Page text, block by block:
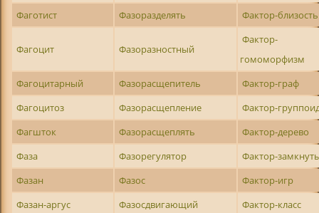
Фаготист
Фазоразделять Фактор-близость
Фагоцит Фазоразностный
Фактор-
гомоморфизм
Фагоцитарный
Фазорасщепитель
Фактор-граф
Фагоцитоз
Фазорасщепление
Фактор-
Фагшток
Фазорасщеплять
Фактор-дерево
Фаза
Фазорегулятор
Фактор-
Фазан
Фазос
Фактор-игр
Фазан-аргус
Фазосдвигающий
Фактор-класс